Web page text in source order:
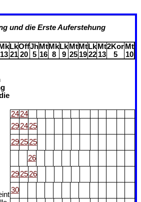
und die Erste Auferstehung
Mk
13
Lk
21
Off
20
Jh
5
Mt
16
Mk
8
Lk
9
Mt
25
Mt
19
Lk
22
Mt
13
2Kor
5
Mt
10
2424
292425
292525
26
292526
30